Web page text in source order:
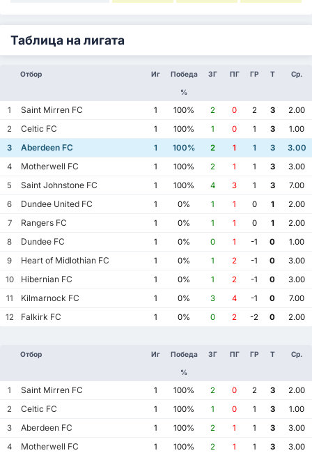
Таблица на лигата
Отбор Иг Победа
%
ЗГ ПГ ГР Т Ср.
1 Saint Mirren FC 1 100% 2 0 2 3
2.00
2
Celtic FC 1 100% 1 0 1 3
1.00
3
Aberdeen FC 1 100% 2 1 1 3
3.00
4
Motherwell FC 1 100% 2 1 1 3
3.00
5
Saint Johnstone FC 1 100% 4 3 1 3
7.00
6
Dundee United FC 1 0% 1 1 0 1
2.00
7
Rangers FC 1 0% 1 1 0 1
2.00
8
Dundee FC 1 0% 0 1 -1 0
1.00
9
Heart of Midlothian FC 1 0% 1 2 -1 0
3.00
10
Hibernian FC 1 0% 1 2 -1 0
3.00
11
Kilmarnock FC 1 0% 3 4 -1 0
7.00
12
Falkirk FC 1 0% 0 2 -2 0 2.00
Отбор Иг Победа
%
ЗГ ПГ ГР Т Ср.
1 Saint Mirren FC 1 100% 2 0 2 3
2.00
2
Celtic FC 1 100% 1 0 1 3
1.00
3
Aberdeen FC 1 100% 2 1 1 3
3.00
4
Motherwell FC 1 100% 2 1 1 3
3.00